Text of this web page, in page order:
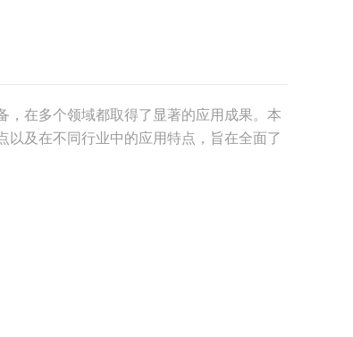
在多个领域都取得了显著的应用成果。本
及在不同行业中的应用特点，旨在全面了